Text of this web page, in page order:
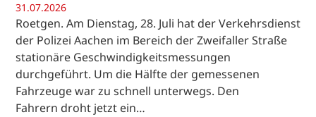
31.07.2026
Roetgen. Am Dienstag, 28. Juli hat der Verkehrsdienst
der Polizei Aachen im Bereich der Zweifaller Straße
stationäre Geschwindigkeitsmessungen
durchgeführt. Um die Hälfte der gemessenen
Fahrzeuge war zu schnell unterwegs. Den
Fahrern droht jetzt ein…